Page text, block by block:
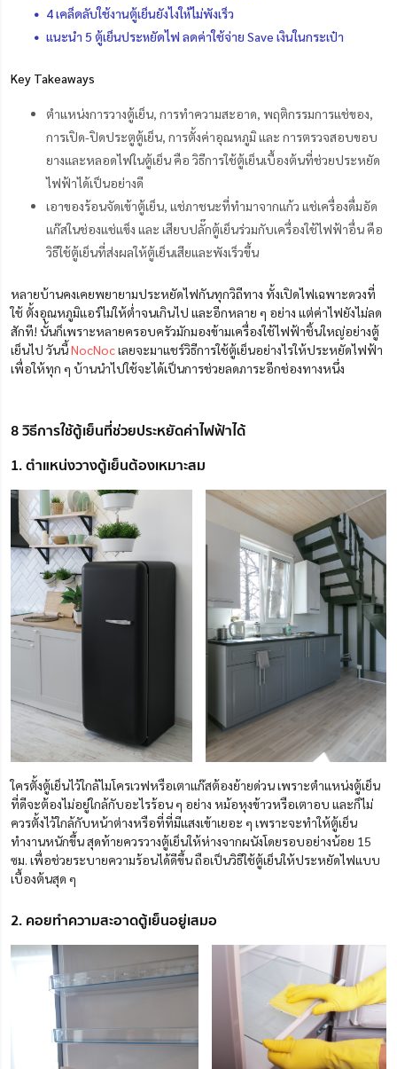
4 เคล็ดลับใช้งานตู้เย็นยังไงให้ไม่พังเร็ว
แนะนำ 5 ตู้เย็นประหยัดไฟ ลดค่าใช้จ่าย Save เงินในกระเป๋า
Key Takeaways
ตำแหน่งการวางตู้เย็น, การทำความสะอาด, พฤติกรรมการแช่ของ,
การเปิด-ปิดประตูตู้เย็น, การตั้งค่าอุณหภูมิ และ การตรวจสอบขอบ
ยางและหลอดไฟในตู้เย็น คือ วิธีการใช้ตู้เย็นเบื้องต้นที่ช่วยประหยัด
ไฟฟ้าได้เป็นอย่างดี
เอาของร้อนจัดเข้าตู้เย็น, แช่ภาชนะที่ทำมาจากแก้ว แช่เครื่องดื่มอัด
แก๊สในช่องแช่แข็ง และ เสียบปลั๊กตู้เย็นร่วมกับเครื่องใช้ไฟฟ้าอื่น คือ
วิธีใช้ตู้เย็นที่ส่งผลให้ตู้เย็นเสียและพังเร็วขึ้น
หลายบ้านคงเคยพยายามประหยัดไฟกันทุกวิถีทาง ทั้งเปิดไฟเฉพาะดวงที่
ใช้ ตั้งอุณหภูมิแอร์ไม่ให้ต่ำจนเกินไป และอีกหลาย ๆ อย่าง แต่ค่าไฟยังไม่ลด
สักที! นั้นก็เพราะหลายครอบครัวมักมองข้ามเครื่องใช้ไฟฟ้าชิ้นใหญ่อย่างตู้
เย็นไป วันนี้NocNocเลยจะมาแชร์วิธีการใช้ตู้เย็นอย่างไรให้ประหยัดไฟฟ้า
เพื่อให้ทุก ๆ บ้านนำไปใช้จะได้เป็นการช่วยลดภาระอีกช่องทางหนึ่ง
8 วิธีการใช้ตู้เย็นที่ช่วยประหยัดค่าไฟฟ้าได้
1. ตำแหน่งวางตู้เย็นต้องเหมาะสม
ใครตั้งตู้เย็นไว้ใกล้ไมโครเวฟหรือเตาแก๊สต้องย้ายด่วน เพราะตำแหน่งตู้เย็น
ที่ดีจะต้องไม่อยู่ใกล้กับอะไรร้อน ๆ อย่าง หม้อหุงข้าวหรือเตาอบ และก็ไม่
ควรตั้งไว้ใกล้กับหน้าต่างหรือที่ที่มีแสงเข้าเยอะ ๆ เพราะจะทำให้ตู้เย็น
ทำงานหนักขึ้น สุดท้ายควรวางตู้เย็นให้ห่างจากผนังโดยรอบอย่างน้อย 15
ซม. เพื่อช่วยระบายความร้อนได้ดีขึ้น ถือเป็นวิธีใช้ตู้เย็นให้ประหยัดไฟแบบ
เบื้องต้นสุด ๆ
2. คอยทำความสะอาดตู้เย็นอยู่เสมอ